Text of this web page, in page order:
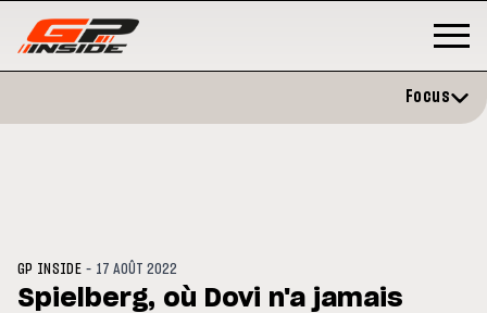
Focus
GP INSIDE - 17 AOÛT 2022
Spielberg, où Dovi n'a jamais